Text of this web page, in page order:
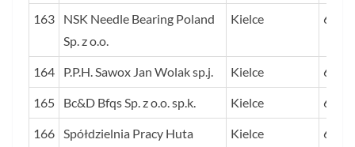
163
NSK Needle Bearing Poland
Sp. z o.o.
Kielce 68
164 P.P.H. Sawox Jan Wolak sp.j. Kielce 68
165 Bc&D Bfqs Sp. z o.o. sp.k. Kielce 68
166 Spółdzielnia Pracy Huta
Kielce 67